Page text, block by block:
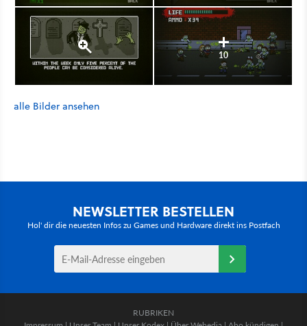
10
alle Bilder ansehen
NEWSLETTER BESTELLEN
Hol' dir die neuesten Infos zu Games und Hardware direkt ins Postfach
RUBRIKEN